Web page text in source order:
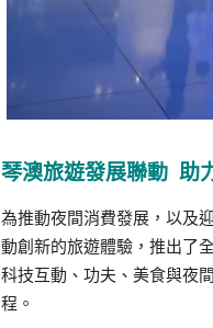
琴澳旅遊發展聯動 助
為推動夜間消費發展，以及
動創新的旅遊體驗，推出了
科技互動、功夫、美食與夜
程。